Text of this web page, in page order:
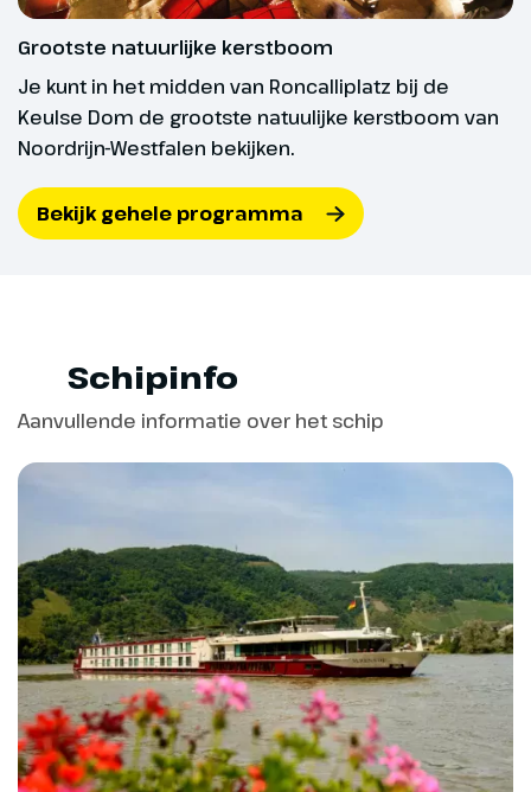
Grootste natuurlijke kerstboom
Je kunt in het midden van Roncalliplatz bij de
Keulse Dom de grootste natuulijke kerstboom van
Noordrijn-Westfalen bekijken.
Bekijk gehele programma
bijzondere cadeau-ideeën. Van
Keuls speculaas tot Domlikeur,
souvenirjagers vinden hier zeker
iets van hun gading. In de middag
verwachten wij u weer terug aan
glühwein of warme
chocolademelk in de lounge.
koers zetten naar Lemmer.
Schipinfo
Aanvullende informatie over het schip